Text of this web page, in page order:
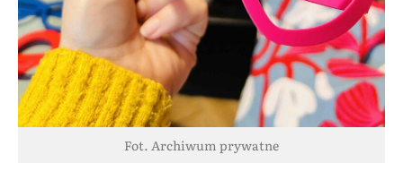
Fot. Archiwum prywatne